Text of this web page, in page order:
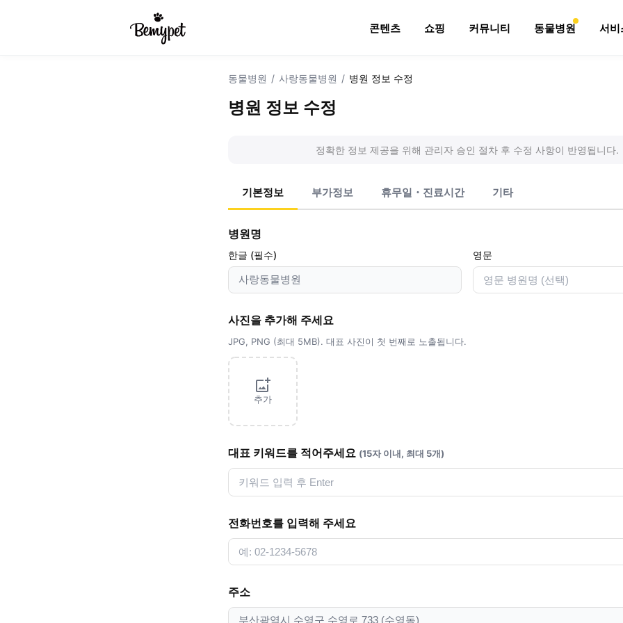
콘텐츠 쇼핑 커뮤니티 동물병원 서비
동물병원 / 사랑동물병원 / 병원 정보 수정
병원 정보 수정
정확한 정보 제공을 위해 관리자 승인 절차 후 수정 사항이 반영됩니다.
기본정보 부가정보 휴무일・진료시간 기타
병원명
한글 (필수) 영문
사진을 추가해 주세요
JPG, PNG (최대 5MB). 대표 사진이 첫 번째로 노출됩니다.
추가
대표 키워드를 적어주세요 (15자 이내, 최대 5개)
전화번호를 입력해 주세요
주소